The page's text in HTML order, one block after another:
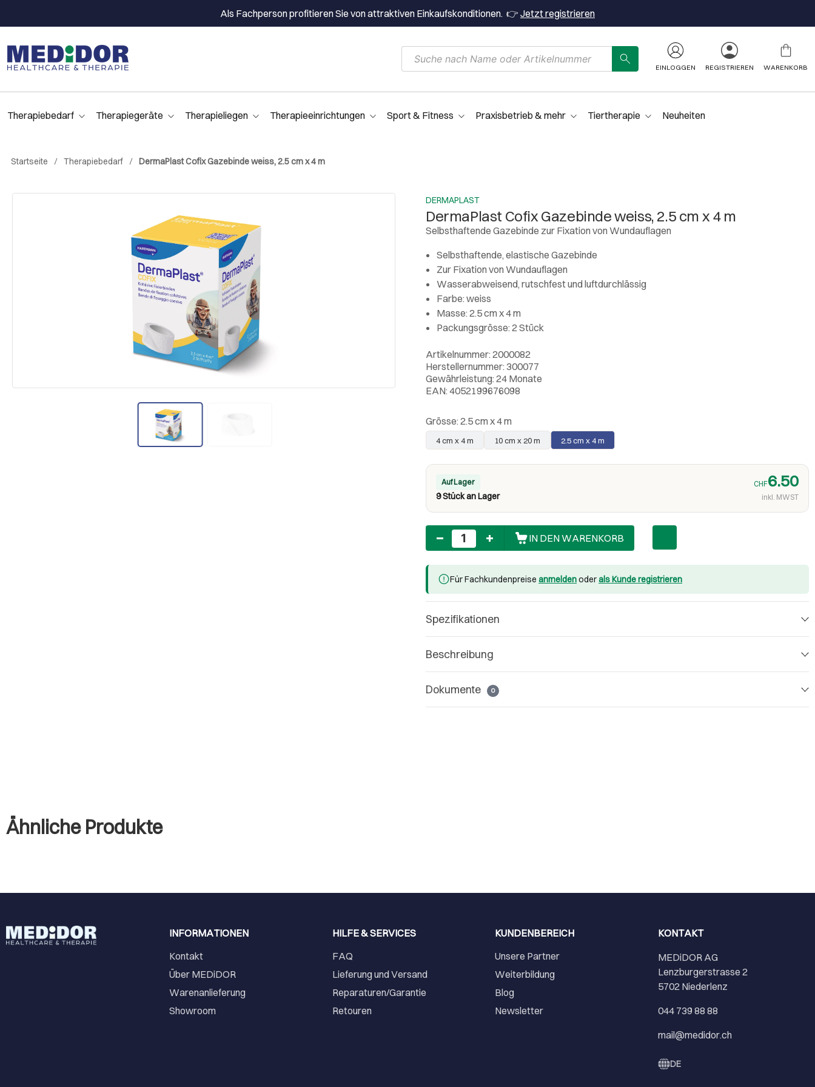
Als Fachperson profitieren Sie von attraktiven Einkaufskonditionen. 👉 Jetzt registrieren
EINLOGGEN REGISTRIEREN WARENKORB
Therapiebedarf Therapiegeräte Therapieliegen Therapieeinrichtungen Sport & Fitness Praxisbetrieb & mehr Tiertherapie Neuheiten
Startseite Therapiebedarf DermaPlast Cofix Gazebinde weiss, 2.5 cm x 4 m
DERMAPLAST
DermaPlast Cofix Gazebinde weiss, 2.5 cm x 4 m
Selbsthaftende Gazebinde zur Fixation von Wundauflagen
Selbsthaftende, elastische Gazebinde
Zur Fixation von Wundauflagen
Wasserabweisend, rutschfest und luftdurchlässig
Farbe: weiss
Masse: 2.5 cm x 4 m
Packungsgrösse: 2 Stück
Artikelnummer: 2000082
Herstellernummer: 300077
Gewährleistung: 24 Monate
EAN: 4052199676098
Grösse: 2.5 cm x 4 m
4 cm x 4 m 10 cm x 20 m 2.5 cm x 4 m
Auf Lager
9 Stück an Lager
CHF6.50
inkl. MWST
Anzahl
IN DEN WARENKORB
Für Fachkundenpreise anmeldenoderals Kunde registrieren
Spezifikationen
Beschreibung
Dokumente 0
Ähnliche Produkte
INFORMATIONEN
Kontakt
Über MEDiDOR
Warenanlieferung
Showroom
HILFE & SERVICES
FAQ
Lieferung und Versand
Reparaturen/Garantie
Retouren
KUNDENBEREICH
Unsere Partner
Weiterbildung
Blog
Newsletter
KONTAKT
MEDiDOR AG
Lenzburgerstrasse 2
5702 Niederlenz
044 739 88 88
mail@medidor.ch
DE